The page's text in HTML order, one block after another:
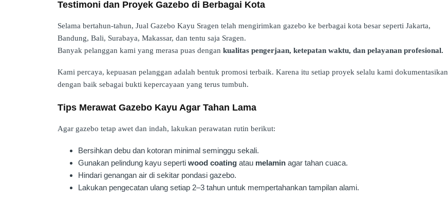
Testimoni dan Proyek Gazebo di Berbagai Kota
Selama bertahun-tahun, Jual Gazebo Kayu Sragen telah mengirimkan gazebo ke berbagai kota besar seperti Jakarta,
Bandung, Bali, Surabaya, Makassar, dan tentu saja Sragen.
Banyak pelanggan kami yang merasa puas dengan kualitas pengerjaan, ketepatan waktu, dan pelayanan profesional.
Kami percaya, kepuasan pelanggan adalah bentuk promosi terbaik. Karena itu setiap proyek selalu kami dokumentasikan
dengan baik sebagai bukti kepercayaan yang terus tumbuh.
Tips Merawat Gazebo Kayu Agar Tahan Lama
Agar gazebo tetap awet dan indah, lakukan perawatan rutin berikut:
Bersihkan debu dan kotoran minimal seminggu sekali.
Gunakan pelindung kayu seperti wood coating atau melamin agar tahan cuaca.
Hindari genangan air di sekitar pondasi gazebo.
Lakukan pengecatan ulang setiap 2–3 tahun untuk mempertahankan tampilan alami.